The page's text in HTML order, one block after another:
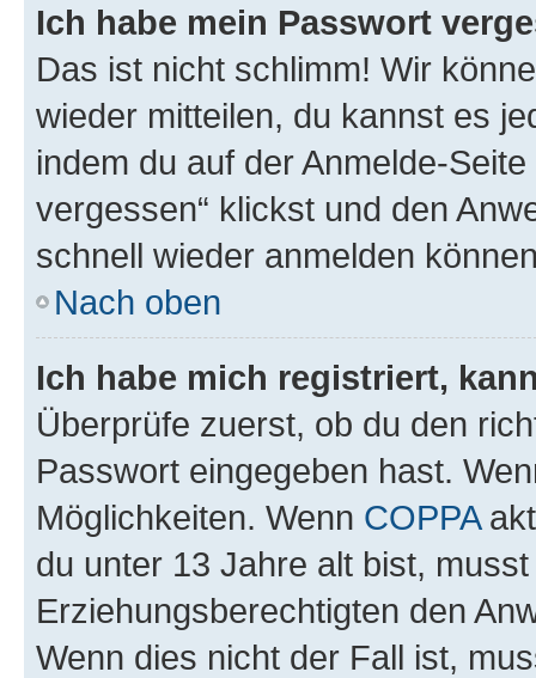
Ich habe mein Passwort
Das ist nicht schlimm! Wir
wieder mitteilen, du kannst es
indem du auf der Anmelde-
vergessen“ klickst und den
schnell wieder anmelden
Nach oben
Ich habe mich registriert,
Überprüfe zuerst, ob du den
Passwort eingegeben hast.
Möglichkeiten. Wenn COPPA
du unter 13 Jahre alt bist,
Erziehungsberechtigten den
Wenn dies nicht der Fall ist,